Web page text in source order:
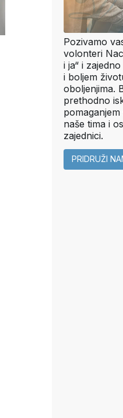
Pozivamo
volonteri
i ja“ i
i boljem
oboljenjima.
prethodno
naše tima i
zajednici.
PRIDRUŽI